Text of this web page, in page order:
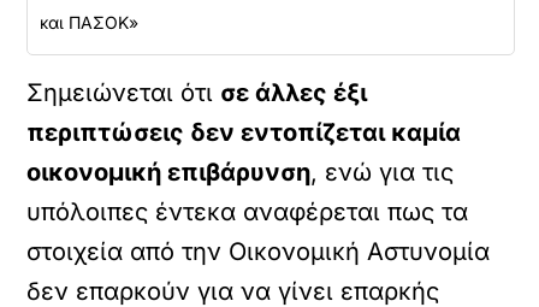
και ΠΑΣΟΚ»
Σημειώνεται ότι σε άλλες έξι
περιπτώσεις δεν εντοπίζεται καμία
οικονομική επιβάρυνση, ενώ για τις
υπόλοιπες έντεκα αναφέρεται πως τα
στοιχεία από την Οικονομική Αστυνομία
δεν επαρκούν για να γίνει επαρκής